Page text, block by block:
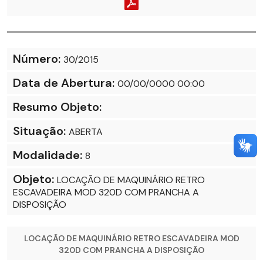
Número: 30/2015
Data de Abertura: 00/00/0000 00:00
Resumo Objeto:
Situação: ABERTA
Modalidade: 8
Objeto: LOCAÇÃO DE MAQUINÁRIO RETRO
ESCAVADEIRA MOD 320D COM PRANCHA A
DISPOSIÇÃO
LOCAÇÃO DE MAQUINÁRIO RETRO ESCAVADEIRA MOD
320D COM PRANCHA A DISPOSIÇÃO